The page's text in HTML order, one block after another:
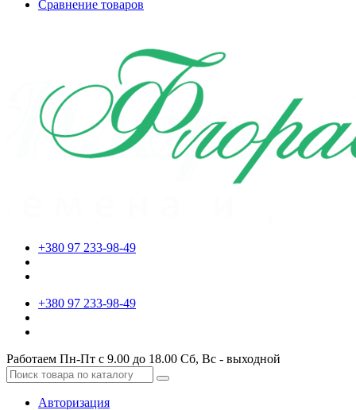
Сравнение товаров
+380 97 233-98-49
+380 97 233-98-49
Работаем Пн-Пт с 9.00 до 18.00 Сб, Вс - выходной
Авторизация